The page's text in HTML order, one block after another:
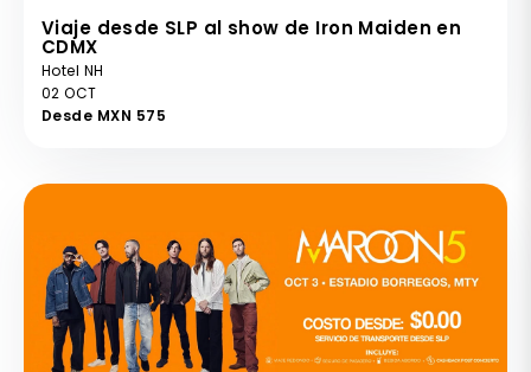
Viaje desde SLP al show de Iron Maiden en
CDMX
Hotel NH
02 OCT
Desde MXN 575